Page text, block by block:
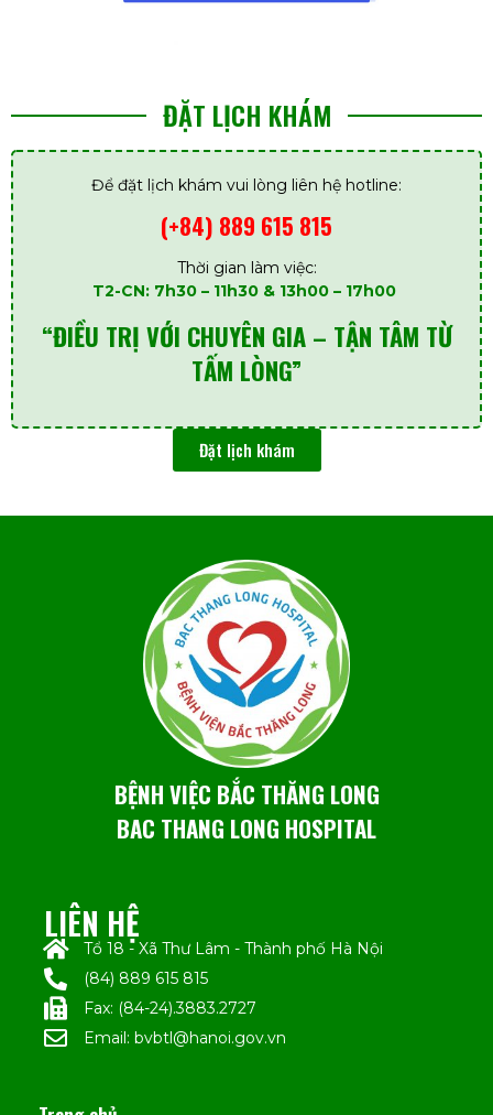
ĐẶT LỊCH KHÁM
Để đặt lịch khám vui lòng liên hệ hotline:
(+84) 889 615 815
Thời gian làm việc:
T2-CN: 7h30 – 11h30 & 13h00 – 17h00
“ĐIỀU TRỊ VỚI CHUYÊN GIA – TẬN TÂM TỪ
TẤM LÒNG”
Đặt lịch khám
BỆNH VIỆC BẮC THĂNG LONG
BAC THANG LONG HOSPITAL
LIÊN HỆ
Tổ 18 - Xã Thư Lâm - Thành phố Hà Nội
(84) 889 615 815
Fax: (84-24).3883.2727
Email: bvbtl@hanoi.gov.vn